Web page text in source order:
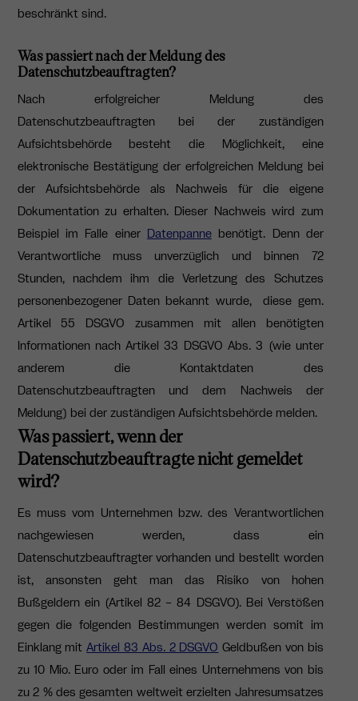
beschränkt sind.
Was passiert nach der Meldung des
Datenschutzbeauftragten?
Nach erfolgreicher Meldung des
Datenschutzbeauftragten bei der zuständigen
Aufsichtsbehörde besteht die Möglichkeit, eine
elektronische Bestätigung der erfolgreichen Meldung bei
der Aufsichtsbehörde als Nachweis für die eigene
Dokumentation zu erhalten. Dieser Nachweis wird zum
Beispiel im Falle einer Datenpannebenötigt. Denn der
Verantwortliche muss unverzüglich und binnen 72
Stunden, nachdem ihm die Verletzung des Schutzes
personenbezogener Daten bekannt wurde, diese gem.
Artikel 55 DSGVO zusammen mit allen benötigten
Informationen nach Artikel 33 DSGVO Abs. 3 (wie unter
anderem die Kontaktdaten des
Datenschutzbeauftragten und dem Nachweis der
Meldung) bei der zuständigen Aufsichtsbehörde melden.
Was passiert, wenn der
Datenschutzbeauftragte nicht gemeldet
wird?
Es muss vom Unternehmen bzw. des Verantwortlichen
nachgewiesen werden, dass ein
Datenschutzbeauftragter vorhanden und bestellt worden
ist, ansonsten geht man das Risiko von hohen
Bußgeldern ein (Artikel 82 – 84 DSGVO). Bei Verstößen
gegen die folgenden Bestimmungen werden somit im
Einklang mitArtikel 83 Abs. 2 DSGVO Geldbußen von bis
zu 10 Mio. Euro oder im Fall eines Unternehmens von bis
zu 2 % des gesamten weltweit erzielten Jahresumsatzes